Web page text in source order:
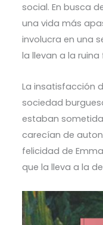
social. En busca
una vida más
involucra en una
la llevan a la
La insatisfacción
sociedad
estaban
carecían de
felicidad de
que la lleva a la